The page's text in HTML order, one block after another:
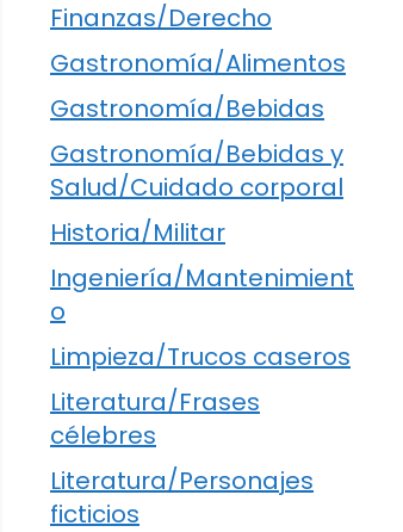
Finanzas/Derecho
Gastronomía/Alimentos
Gastronomía/Bebidas
Gastronomía/Bebidas y
Salud/Cuidado corporal
Historia/Militar
Ingeniería/Mantenimient
o
Limpieza/Trucos caseros
Literatura/Frases
célebres
Literatura/Personajes
ficticios